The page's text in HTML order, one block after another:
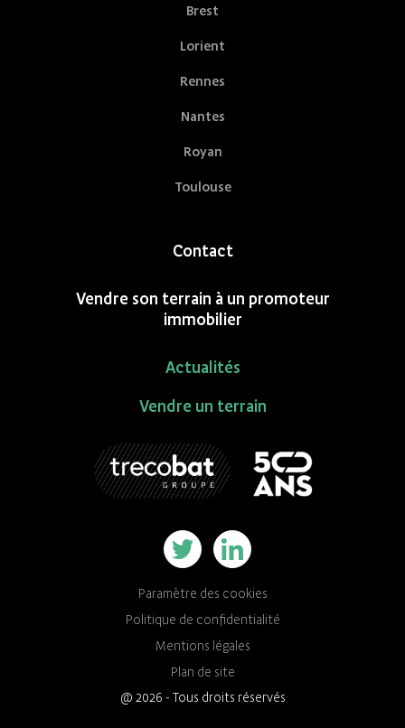
Brest
Lorient
Rennes
Nantes
Royan
Toulouse
Contact
Vendre son terrain à un promoteur
immobilier
Actualités
Vendre un terrain
Paramètre des cookies
Politique de confidentialité
Mentions légales
Plan de site
@ 2026 - Tous droits réservés